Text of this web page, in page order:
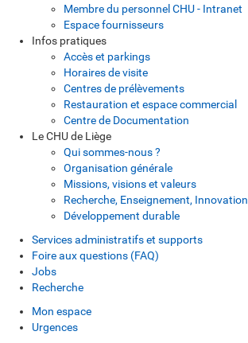
Membre du personnel CHU - Intranet
Espace fournisseurs
Infos pratiques
Accès et parkings
Horaires de visite
Centres de prélèvements
Restauration et espace commercial
Centre de Documentation
Le CHU de Liège
Qui sommes-nous ?
Organisation générale
Missions, visions et valeurs
Recherche, Enseignement, Innovation
Développement durable
Services administratifs et supports
Foire aux questions (FAQ)
Jobs
Recherche
Mon espace
Urgences